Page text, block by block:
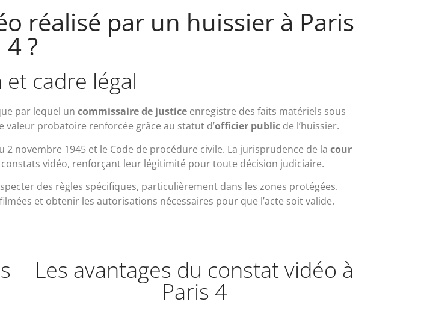
réalisé par un huissier à Paris
4 ?
cadre légal
par lequel un commissaire de justice enregistre des faits matériels sous
valeur probatoire renforcée grâce au statut d’officier public de l’huissier.
2 novembre 1945 et le Code de procédure civile. La jurisprudence de la cour
vidéo, renforçant leur légitimité pour toute décision judiciaire.
des règles spécifiques, particulièrement dans les zones protégées.
et obtenir les autorisations nécessaires pour que l’acte soit valide.
Les avantages du constat vidéo à
Paris 4